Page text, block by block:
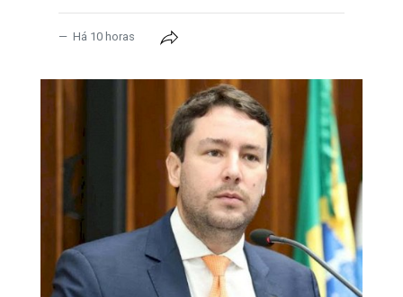
Há 10 horas